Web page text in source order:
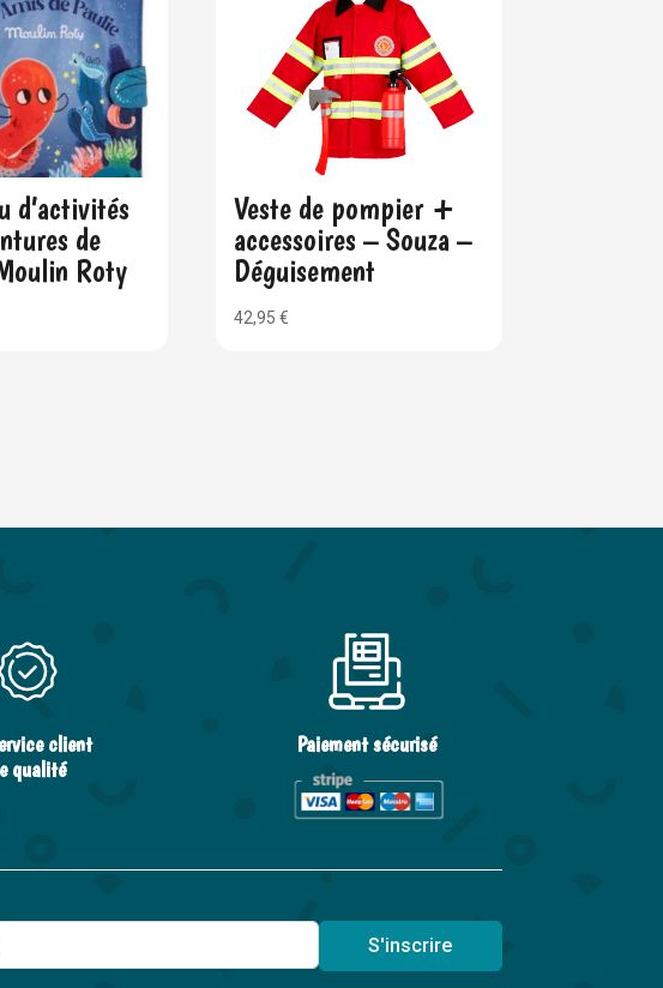
d’activités
de
Roty
Veste de pompier +
accessoires – Souza –
Déguisement
42,95€
client
qualité
Paiement sécurisé
S'inscrire